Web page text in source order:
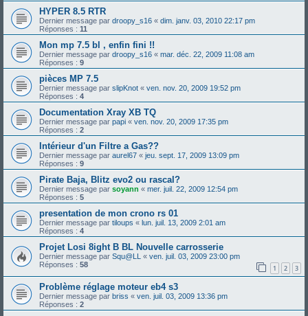
HYPER 8.5 RTR
Dernier message par droopy_s16 « dim. janv. 03, 2010 22:17 pm
Réponses : 11
Mon mp 7.5 bl , enfin fini !!
Dernier message par droopy_s16 « mar. déc. 22, 2009 11:08 am
Réponses : 9
pièces MP 7.5
Dernier message par slipKnot « ven. nov. 20, 2009 19:52 pm
Réponses : 4
Documentation Xray XB TQ
Dernier message par papi « ven. nov. 20, 2009 17:35 pm
Réponses : 2
Intérieur d'un Filtre a Gas??
Dernier message par aurel67 « jeu. sept. 17, 2009 13:09 pm
Réponses : 9
Pirate Baja, Blitz evo2 ou rascal?
Dernier message par soyann « mer. juil. 22, 2009 12:54 pm
Réponses : 5
presentation de mon crono rs 01
Dernier message par tiloups « lun. juil. 13, 2009 2:01 am
Réponses : 4
Projet Losi 8ight B BL Nouvelle carrosserie
Dernier message par Squ@LL « ven. juil. 03, 2009 23:00 pm
Réponses : 58 1 2 3
Problème réglage moteur eb4 s3
Dernier message par briss « ven. juil. 03, 2009 13:36 pm
Réponses : 2